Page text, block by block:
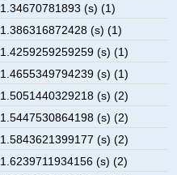
1.34670781893 (s) (1)
1.386316872428 (s) (1)
1.4259259259259 (s) (1)
1.4655349794239 (s) (1)
1.5051440329218 (s) (2)
1.5447530864198 (s) (2)
1.5843621399177 (s) (2)
1.6239711934156 (s) (2)